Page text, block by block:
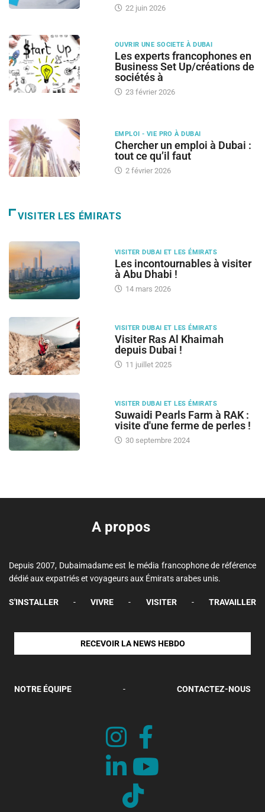
22 juin 2026
OUVRIR UNE SOCIETE À DUBAI
Les experts francophones en
Business Set Up/créations de
sociétés à
23 février 2026
EMPLOI - VIE PRO À DUBAI
Chercher un emploi à Dubai :
tout ce qu’il faut
2 février 2026
VISITER LES ÉMIRATS
VISITER DUBAI ET LES ÉMIRATS
Les incontournables à visiter
à Abu Dhabi !
14 mars 2026
VISITER DUBAI ET LES ÉMIRATS
Visiter Ras Al Khaimah
depuis Dubai !
11 juillet 2025
VISITER DUBAI ET LES ÉMIRATS
Suwaidi Pearls Farm à RAK :
visite d'une ferme de perles !
30 septembre 2024
A propos
Depuis 2007, Dubaimadame est le média francophone de référence
dédié aux expatriés et voyageurs aux Émirats arabes unis.
S'INSTALLER - VIVRE - VISITER - TRAVAILLER
RECEVOIR LA NEWS HEBDO
NOTRE ÉQUIPE - CONTACTEZ-NOUS